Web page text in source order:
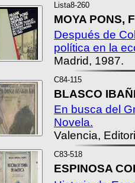
Lista8-260
MOYA PONS,
Después de
política en la
Madrid, 1987.
C84-115
BLASCO
En busca del
Novela.
Valencia,
C83-518
ESPINOSA